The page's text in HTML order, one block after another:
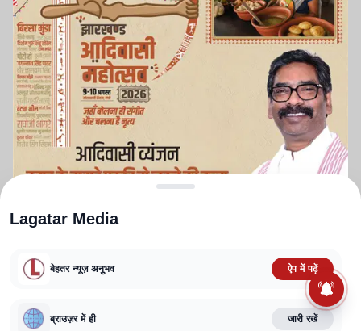
TERMS AND CONDITIONS
CORRECTIONS POLICY
FACT CHECKING POLICY
Lagatar Media
बेहतर न्यूज़ अनुभव ऐप में पढ़ें
ब्राउज़र में ही जारी रखें